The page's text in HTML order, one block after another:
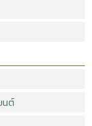
นต์